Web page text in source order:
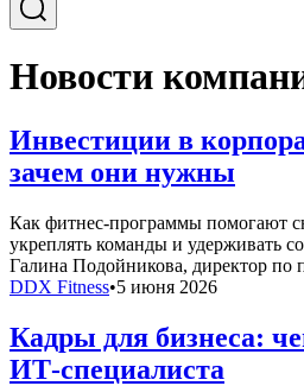
Новости
Инвестиции в
зачем они нужны
Как фитнес-программы помогают
укреплять команды и удерживать
Галина Подойникова, директор по
DDX Fitness•5 июня 2026
Кадры для бизнеса:
ИТ-специалиста